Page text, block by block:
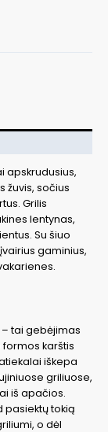
apskrudusius,
žuvis, sočius
Grilis
lentynas,
Su šiuo
gaminius,
tai gebėjimas
formos karštis
iškepa
griliuose,
iš apačios.
pasiektų tokią
o dėl